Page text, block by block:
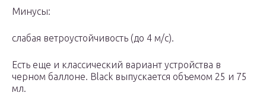
Минусы:
слабая ветроустойчивость (до 4 м/с).
Есть еще и классический вариант устройства в
черном баллоне. Black выпускается объемом 25 и 75
мл.